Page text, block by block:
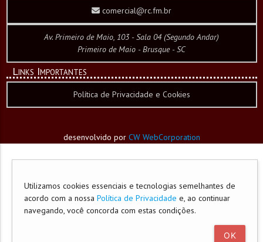
comercial@rc.fm.br
Av. Primeiro de Maio, 103 - Sala 04 (Segundo Andar)
Primeiro de Maio - Brusque - SC
Links Importantes
Política de Privacidade e Cookies
desenvolvido por CW WebCorporation
Utilizamos cookies essenciais e tecnologias semelhantes de
acordo com a nossa Política de Privacidade e, ao continuar
navegando, você concorda com estas condições.
OK